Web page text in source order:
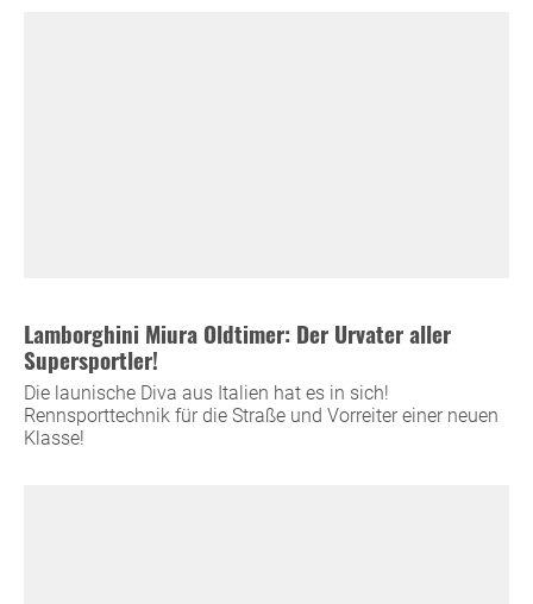
Lamborghini Miura Oldtimer: Der Urvater aller
Supersportler!
Die launische Diva aus Italien hat es in sich!
Rennsporttechnik für die Straße und Vorreiter einer neuen
Klasse!